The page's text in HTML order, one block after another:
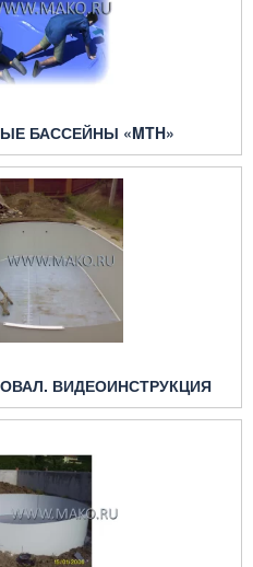
БАССЕЙНЫ «MTH»
ВИДЕОИНСТРУКЦИЯ